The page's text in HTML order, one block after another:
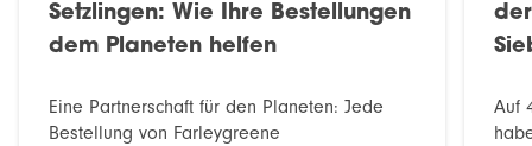
Setzlingen: Wie Ihre Bestellungen
dem Planeten helfen
Eine Partnerschaft für den Planeten: Jede
Bestellung von Farleygreene
Auf